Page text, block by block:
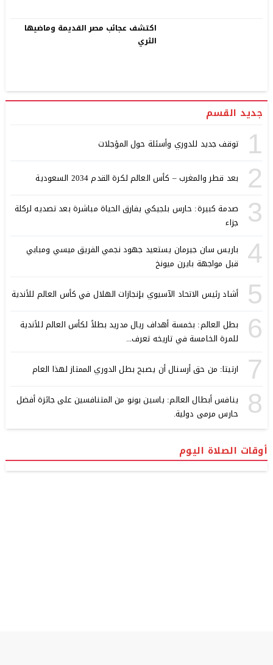
اكتشف عجائب مصر القديمة وماضيها
الثري
جديد القسم
1 توقف جديد للدوري وأسئلة حول المؤجلات
2 بعد قطر والمغرب – كأس العالم لكرة القدم 2034 السعودية
3
صدمة كبيرة: حارس بلجيكي يفارق الحياة مباشرة بعد تصديه لركلة
جزاء
4
باريس سان جيرمان يستعيد جهود نجمي الفريق ميسي ومبابي
قبل مواجهة بايرن ميونخ
5 أشاد رئيس الاتحاد الآسيوي بإنجازات الهلال في كأس العالم للأندية
6
بطل العالم: بخمسة أهداف ريال مدريد بطلاً لكأس العالم للأندية
للمرة الخامسة في تاريخه تعرف...
7 ارتيتا: من حق أرسنال أن يصبح بطل الدوري الممتاز لهذا العام
8
ينافس أبطال العالم: ياسين بونو من المتنافسين على جائزة أفضل
حارس مرمى دولية.
أوقات الصلاة اليوم